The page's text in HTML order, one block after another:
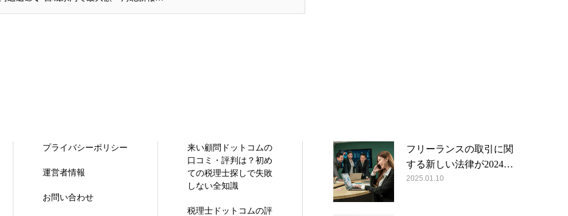
プライバシーポリシー
運営者情報
お問い合わせ
来い顧問ドットコムの
口コミ・評判は？初め
ての税理士探しで失敗
しない全知識
税理士ドットコムの評
フリーランスの取引に関
する新しい法律が2024…
2025.01.10